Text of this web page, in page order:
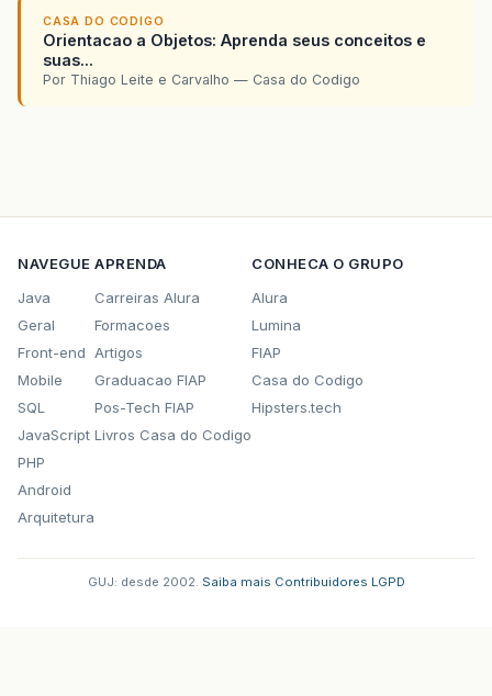
CASA DO CODIGO
Orientacao a Objetos: Aprenda seus conceitos e
suas...
Por Thiago Leite e Carvalho — Casa do Codigo
NAVEGUE
Java
Geral
Front-end
Mobile
SQL
JavaScript
PHP
Android
Arquitetura
APRENDA
Carreiras Alura
Formacoes
Artigos
Graduacao FIAP
Pos-Tech FIAP
Livros Casa do Codigo
CONHECA O GRUPO
Alura
Lumina
FIAP
Casa do Codigo
Hipsters.tech
GUJ: desde 2002. Saiba mais Contribuidores LGPD